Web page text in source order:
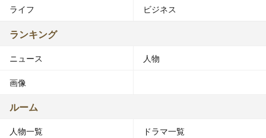
ライフ ビジネス
ランキング
ニュース 人物
画像
ルーム
人物一覧 ドラマ一覧